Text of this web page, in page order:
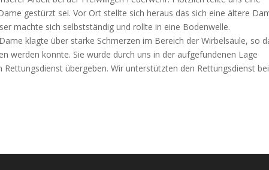
gestürzt sei. Vor Ort stellte sich heraus das sich eine ältere
machte sich selbstständig und rollte in eine Bodenwelle.
klagte über starke Schmerzen im Bereich der Wirbelsäule, so
werden konnte. Sie wurde durch uns in der aufgefundenen Lage
übergeben. Wir unterstützten den Rettungsdienst